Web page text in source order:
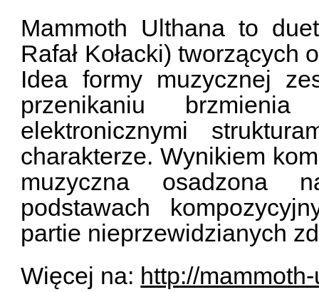
Mammoth Ulthana to
Rafał Kołacki)
Idea formy muzycznej
przenikaniu
elektronicznymi
charakterze. Wynikiem
muzyczna osadzona
podstawach
partie nieprzewidzianych
Więcej na: http://